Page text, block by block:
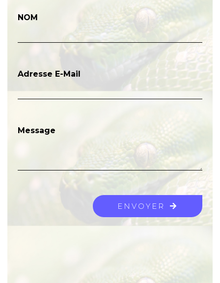
NOM
Adresse E-Mail
Message
ENVOYER